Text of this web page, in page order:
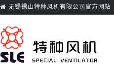
无锡锡山特种风机有限公司官方网站